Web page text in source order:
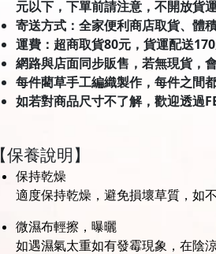
元以下，下單前請注意，不開放貨運
寄送方式：全家便利商店取貨、體
運費：超商取貨80元，貨運配送
網路與店面同步販售，若無現貨，
每件藺草手工編織製作，每件之間
如若對商品尺寸不了解，歡迎透過
【保養說明】
保持乾燥
適度保持乾燥，避免損壞草質，如
微濕布輕擦，曝曬
如遇濕氣太重如有發霉現象，在陰